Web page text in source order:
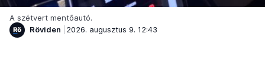
A szétvert mentőautó.
Röviden
2026. augusztus 9. 12:43